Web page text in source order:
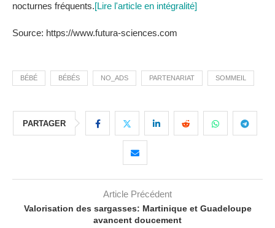
nocturnes fréquents.[Lire l'article en intégralité]
Source: https://www.futura-sciences.com
BÉBÉ BÉBÉS NO_ADS PARTENARIAT SOMMEIL
PARTAGER
Article Précédent
Valorisation des sargasses: Martinique et Guadeloupe
avancent doucement